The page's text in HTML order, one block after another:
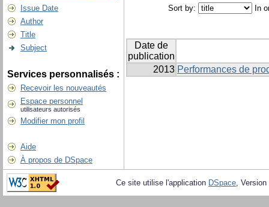
Issue Date
Author
Title
Subject
Services personnalisés :
Recevoir les nouveautés
Espace personnel
utilisateurs autorisés
Modifier mon profil
Aide
À propos de DSpace
Sort by: In
Date de
publication
2013 Performances de
Ce site utilise l'application DSpace,